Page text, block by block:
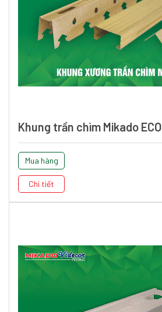
Khung trần chìm Mikado ECO
Mua hàng
Chi tiết